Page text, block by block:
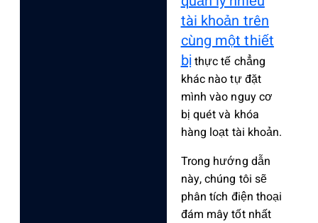
tài khoản trên
cùng một thiết
bịthực tế chẳng
khác nào tự đặt
mình vào nguy cơ
bị quét và khóa
hàng loạt tài khoản.
Trong hướng dẫn
này, chúng tôi sẽ
phân tích điện thoại
đám mây tốt nhất